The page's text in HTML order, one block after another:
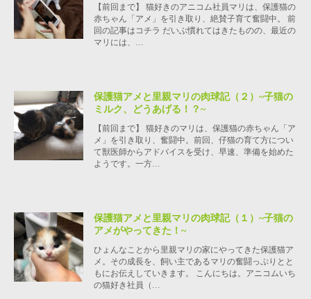
【前回まで】 猫好きのアニコム社員マリは、保護猫の
赤ちゃん「アメ」を引き取り、絶賛子育て奮闘中。 前
回の記事はコチラ だいぶ慣れてはきたものの、最近の
マリには、…
保護猫アメと里親マリの肉球記（２）~子猫の
ミルク、どうあげる！？~
【前回まで】 猫好きのマリは、保護猫の赤ちゃん「ア
メ」を引き取り、奮闘中。前回、仔猫の育て方につい
て獣医師からアドバイスを受け、早速、準備を始めた
ようです。一方…
保護猫アメと里親マリの肉球記（１）~子猫の
アメがやってきた！~
ひょんなことから里親マリの家にやってきた保護猫ア
メ。その成長を、飼い主であるマリの奮闘っぷりとと
もにお伝えしていきます。 こんにちは。アニコムいち
の猫好き社員（…